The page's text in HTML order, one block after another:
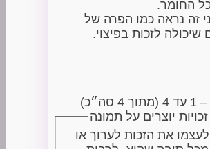
החומר.
זה נראה כמו הפרה של
שיכולה לזכות בפיצוי.
יוצרים על תמונה
את הזכות לערוך או